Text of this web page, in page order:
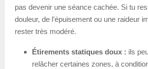
pas devenir une séance cachée. Si tu
douleur, de l’épuisement ou une raideur
rester très modéré.
Étirements statiques doux : ils
relâcher certaines zones, à